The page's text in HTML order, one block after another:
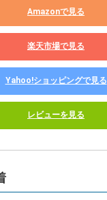
Amazonで見る
楽天市場で見る
Yahoo!ショッピングで見る
レビューを見る